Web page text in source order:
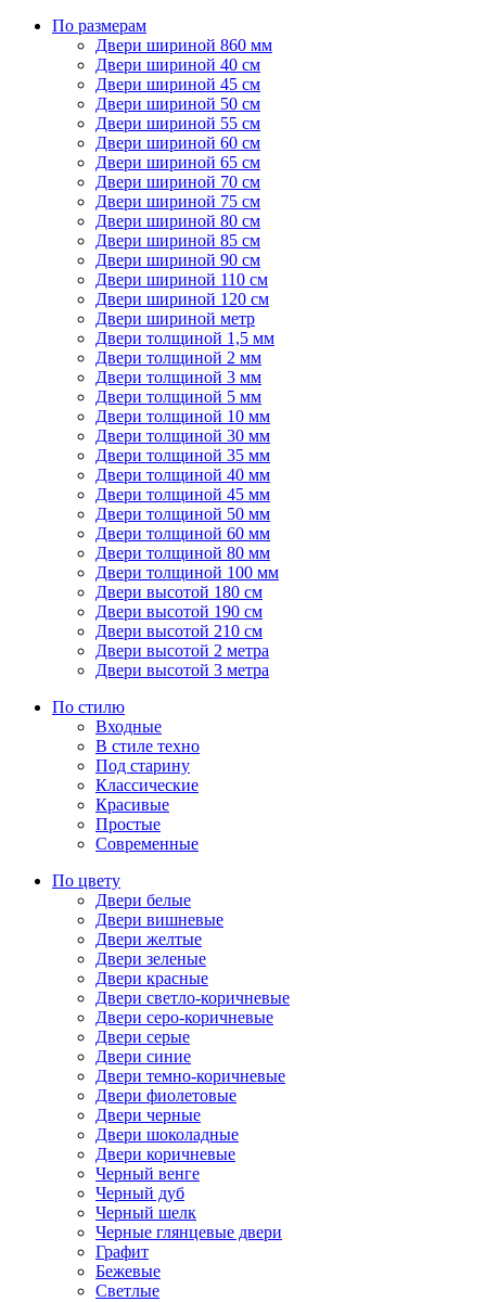
По размерам
Двери шириной 860 мм
Двери шириной 40 см
Двери шириной 45 см
Двери шириной 50 см
Двери шириной 55 см
Двери шириной 60 см
Двери шириной 65 см
Двери шириной 70 см
Двери шириной 75 см
Двери шириной 80 см
Двери шириной 85 см
Двери шириной 90 см
Двери шириной 110 см
Двери шириной 120 см
Двери шириной метр
Двери толщиной 1,5 мм
Двери толщиной 2 мм
Двери толщиной 3 мм
Двери толщиной 5 мм
Двери толщиной 10 мм
Двери толщиной 30 мм
Двери толщиной 35 мм
Двери толщиной 40 мм
Двери толщиной 45 мм
Двери толщиной 50 мм
Двери толщиной 60 мм
Двери толщиной 80 мм
Двери толщиной 100 мм
Двери высотой 180 см
Двери высотой 190 см
Двери высотой 210 см
Двери высотой 2 метра
Двери высотой 3 метра
По стилю
Входные
В стиле техно
Под старину
Классические
Красивые
Простые
Современные
По цвету
Двери белые
Двери вишневые
Двери желтые
Двери зеленые
Двери красные
Двери светло-коричневые
Двери серо-коричневые
Двери серые
Двери синие
Двери темно-коричневые
Двери фиолетовые
Двери черные
Двери шоколадные
Двери коричневые
Черный венге
Черный дуб
Черный шелк
Черные глянцевые двери
Графит
Бежевые
Светлые